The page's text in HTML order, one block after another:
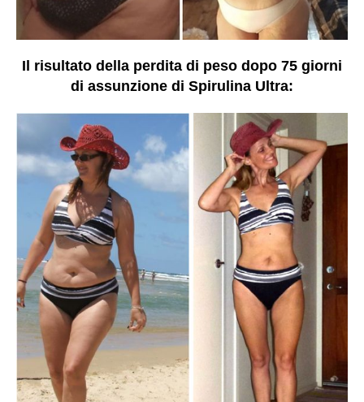
Il risultato della perdita di peso dopo 75 giorni
di assunzione di Spirulina Ultra: